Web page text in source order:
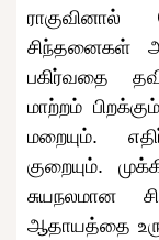
சிந்தனைகள்
பகிர்வதை
மாற்றம்
மறையும்.
குறையும்.
சுயநலமான
ஆதாயத்தை